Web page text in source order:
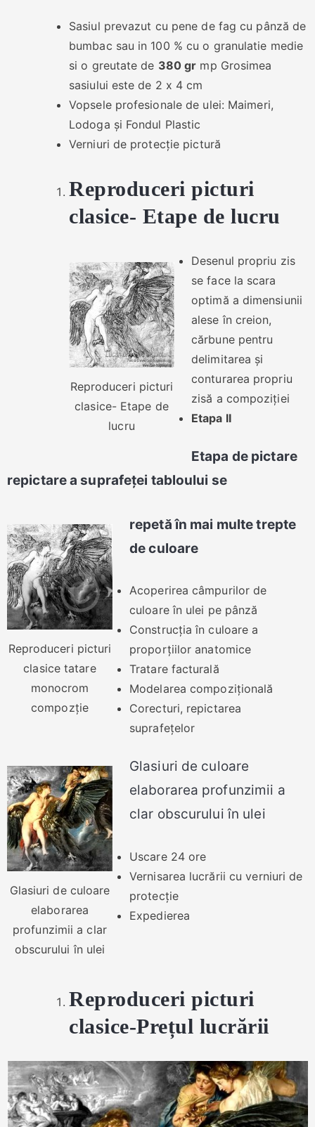
Sasiul prevazut cu pene de fag cu pânză de
bumbac sau in 100 % cu o granulatie medie
si o greutate de 380 gr mp Grosimea
sasiului este de 2 x 4 cm
Vopsele profesionale de ulei: Maimeri,
Lodoga și Fondul Plastic
Verniuri de protecție pictură
Reproduceri picturi
clasice- Etape de lucru
Reproduceri picturi
clasice- Etape de
lucru
Desenul propriu zis
se face la scara
optimă a dimensiunii
alese în creion,
cărbune pentru
delimitarea și
conturarea propriu
zisă a compoziției
Etapa II
Etapa de pictare
repictare a suprafeței tabloului se
Reproduceri picturi
clasice tatare
monocrom
compozţie
repetă în mai multe trepte
de culoare
Acoperirea câmpurilor de
culoare în ulei pe pânză
Construcția în culoare a
proporțiilor anatomice
Tratare facturală
Modelarea compozițională
Corecturi, repictarea
suprafețelor
Glasiuri de culoare
elaborarea
profunzimii a clar
obscurului în ulei
Glasiuri de culoare
elaborarea profunzimii a
clar obscurului în ulei
Uscare 24 ore
Vernisarea lucrării cu verniuri de
protecție
Expedierea
Reproduceri picturi
clasice-Prețul lucrării